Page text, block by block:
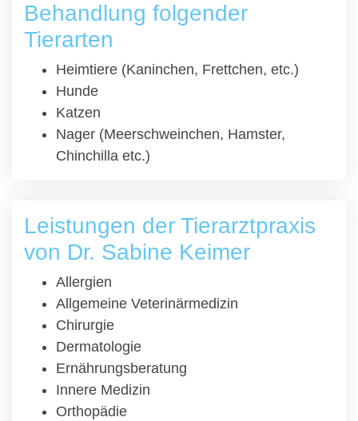
Behandlung folgender
Tierarten
Heimtiere (Kaninchen, Frettchen, etc.)
Hunde
Katzen
Nager (Meerschweinchen, Hamster,
Chinchilla etc.)
Leistungen der Tierarztpraxis
von Dr. Sabine Keimer
Allergien
Allgemeine Veterinärmedizin
Chirurgie
Dermatologie
Ernährungsberatung
Innere Medizin
Orthopädie